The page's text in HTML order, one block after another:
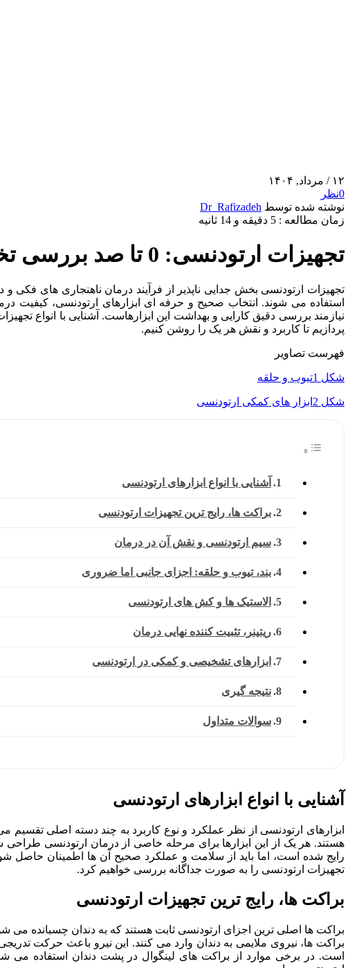
۱۲ / مرداد, ۱۴۰۴
0نظر
نوشته شده توسط Dr_Rafizadeh
زمان مطالعه : 5 دقیقه و 14 ثانیه
تجهیزات ارتودنسی: 0 تا صد بررسی تخصصی ابزارهای ارتودنسی
تجهیزات ارتودنسی بخش جدایی ناپذیر از فرآیند درمان ناهنجاری های
استفاده می شوند. انتخاب صحیح و حرفه ای ابزارهای ارتودنسی، کیفیت
نیازمند بررسی دقیق کارایی و بهداشت این ابزارهاست. آشنایی با انواع
پردازیم تا کاربرد و نقش هر یک را روشن کنیم.
فهرست تصاویر
شکل 1تیوب و حلقه
شکل 2ابزار های کمکی ارتودنسی
آشنایی با انواع ابزارهای ارتودنسی
براکت ها، رایج ترین تجهیزات ارتودنسی
سیم ارتودنسی و نقش آن در درمان
بند، تیوب و حلقه: اجزای جانبی اما ضروری
الاستیک ها و کش های ارتودنسی
ریتینر، تثبیت کننده نهایی درمان
ابزارهای تشخیصی و کمکی در ارتودنسی
نتیجه گیری
سوالات متداول
آشنایی با انواع ابزارهای ارتودنسی
ابزارهای ارتودنسی از نظر عملکرد و نوع کاربرد به چند دسته اصلی تقسیم
هستند. هر یک از این ابزارها برای مرحله خاصی از درمان ارتودنسی
رایج شده است، اما باید از سلامت و عملکرد صحیح آن ها اطمینان حاصل
تجهیزات ارتودنسی را به صورت جداگانه بررسی خواهیم کرد.
براکت ها، رایج ترین تجهیزات ارتودنسی
براکت ها اصلی ترین اجزای ارتودنسی ثابت هستند که به دندان چسبانده می
براکت ها، نیروی ملایمی به دندان وارد می کنند. این نیرو باعث حرکت
است. در برخی موارد از براکت های لینگوال در پشت دندان استفاده می